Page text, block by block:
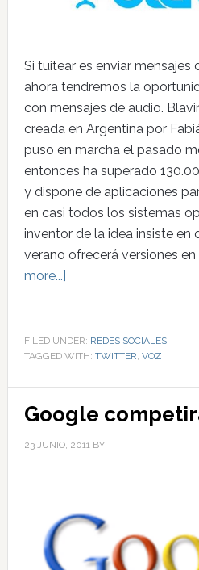
Si tuitear es enviar mensajes
ahora tendremos la
con mensajes de audio.
creada en Argentina por
puso en marcha el pasado
entonces ha superado
y dispone de aplicaciones
en casi todos los sistemas
inventor de la idea insiste en
verano ofrecerá versiones en
more...]
FILED UNDER: REDES SOCIALES
TAGGED WITH: TWITTER, VOZ
Google
23 JUNIO, 2011BY